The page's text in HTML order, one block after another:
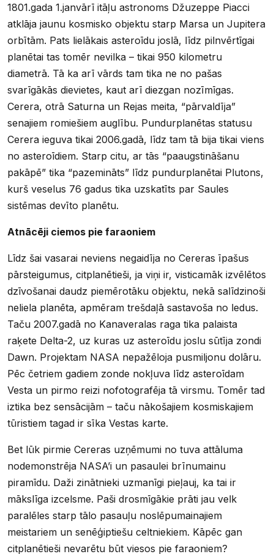
1801.gada 1.janvārī itāļu astronoms Džuzeppe Piacci
atklāja jaunu kosmisko objektu starp Marsa un Jupitera
orbītām. Pats lielākais asteroīdu joslā, līdz pilnvērtīgai
planētai tas tomēr nevilka – tikai 950 kilometru
diametrā. Tā ka arī vārds tam tika ne no pašas
svarīgākās dievietes, kaut arī diezgan nozīmīgas.
Cerera, otrā Saturna un Rejas meita, “pārvaldīja”
senajiem romiešiem auglību. Pundurplanētas statusu
Cerera ieguva tikai 2006.gadā, līdz tam tā bija tikai viens
no asteroīdiem. Starp citu, ar tās “paaugstināšanu
pakāpē” tika “pazemināts” līdz pundurplanētai Plutons,
kurš veselus 76 gadus tika uzskatīts par Saules
sistēmas devīto planētu.
Atnācēji ciemos pie faraoniem
Līdz šai vasarai neviens negaidīja no Cereras īpašus
pārsteigumus, citplanētieši, ja viņi ir, visticamāk izvēlētos
dzīvošanai daudz piemērotāku objektu, nekā salīdzinoši
neliela planēta, apmēram trešdaļā sastavoša no ledus.
Taču 2007.gadā no Kanaveralas raga tika palaista
raķete Delta-2, uz kuras uz asteroīdu joslu sūtīja zondi
Dawn. Projektam NASA nepažēloja pusmiljonu dolāru.
Pēc četriem gadiem zonde nokļuva līdz asteroīdam
Vesta un pirmo reizi nofotografēja tā virsmu. Tomēr tad
iztika bez sensācijām – taču nākošajiem kosmiskajiem
tūristiem tagad ir sīka Vestas karte.
Bet lūk pirmie Cereras uzņēmumi no tuva attāluma
nodemonstrēja NASA’i un pasaulei brīnumainu
piramīdu. Daži zinātnieki uzmanīgi pieļauj, ka tai ir
mākslīga izcelsme. Paši drosmīgākie prāti jau velk
paralēles starp tālo pasauļu noslēpumainajiem
meistariem un senēģiptiešu celtniekiem. Kāpēc gan
citplanētieši nevarētu būt viesos pie faraoniem?